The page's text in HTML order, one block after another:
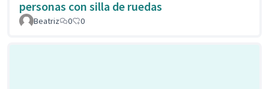
personas con silla de ruedas
Beatriz 0 0